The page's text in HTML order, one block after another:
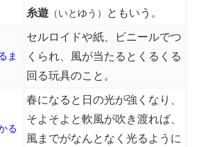
糸遊 （いとゆう） ともいう。
ま
セルロイドや紙、ビニールでつ
くられ、風が当たるとくるくる
回る玩具のこと。
る
春になると日の光が強くなり、
そよそよと軟風が吹き渡れば、
風までがなんとなく光るように